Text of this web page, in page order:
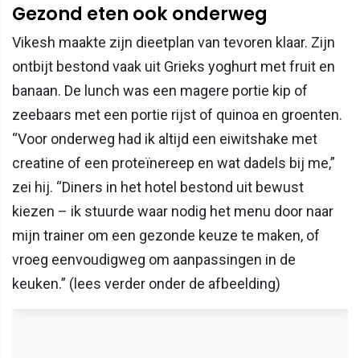
Gezond eten ook onderweg
Vikesh maakte zijn dieetplan van tevoren klaar. Zijn
ontbijt bestond vaak uit Grieks yoghurt met fruit en
banaan. De lunch was een magere portie kip of
zeebaars met een portie rijst of quinoa en groenten.
“Voor onderweg had ik altijd een eiwitshake met
creatine of een proteïnereep en wat dadels bij me,”
zei hij. “Diners in het hotel bestond uit bewust
kiezen – ik stuurde waar nodig het menu door naar
mijn trainer om een gezonde keuze te maken, of
vroeg eenvoudigweg om aanpassingen in de
keuken.” (lees verder onder de afbeelding)